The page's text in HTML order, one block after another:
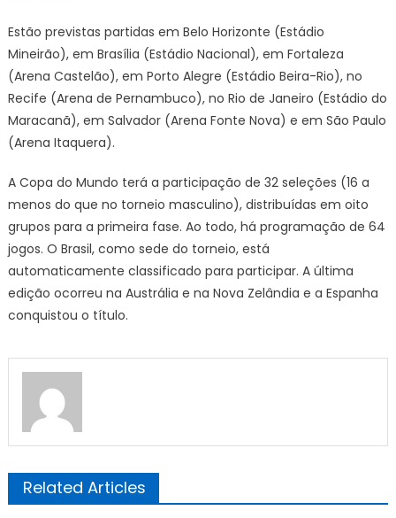
Estão previstas partidas em Belo Horizonte (Estádio
Mineirão), em Brasília (Estádio Nacional), em Fortaleza
(Arena Castelão), em Porto Alegre (Estádio Beira-Rio), no
Recife (Arena de Pernambuco), no Rio de Janeiro (Estádio do
Maracanã), em Salvador (Arena Fonte Nova) e em São Paulo
(Arena Itaquera).
A Copa do Mundo terá a participação de 32 seleções (16 a
menos do que no torneio masculino), distribuídas em oito
grupos para a primeira fase. Ao todo, há programação de 64
jogos. O Brasil, como sede do torneio, está
automaticamente classificado para participar. A última
edição ocorreu na Austrália e na Nova Zelândia e a Espanha
conquistou o título.
Related Articles